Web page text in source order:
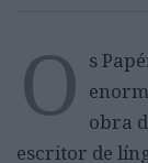
O s
obra
escritor de